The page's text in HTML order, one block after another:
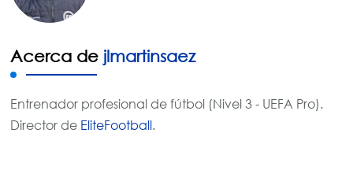
Acerca de jlmartinsaez
Entrenador profesional de fútbol (Nivel 3 - UEFA Pro).
Director de EliteFootball.